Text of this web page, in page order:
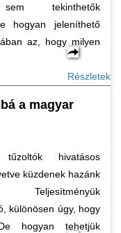
tekinthetők
hogyan jeleníthető
az, hogy milyen
Részletek
a magyar
hivatásos
küzdenek hazánk
Teljesítményük
különösen úgy, hogy
hogyan tehetjük